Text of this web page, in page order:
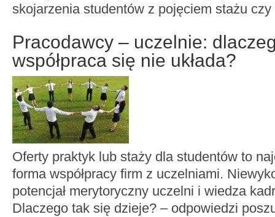
skojarzenia studentów z pojęciem stażu
Pracodawcy – uczelnie:
współpraca się nie układa?
Oferty praktyk lub staży dla studentów to
forma współpracy firm z uczelniami.
potencjał merytoryczny uczelni i wiedza
Dlaczego tak się dzieje? – odpowiedzi